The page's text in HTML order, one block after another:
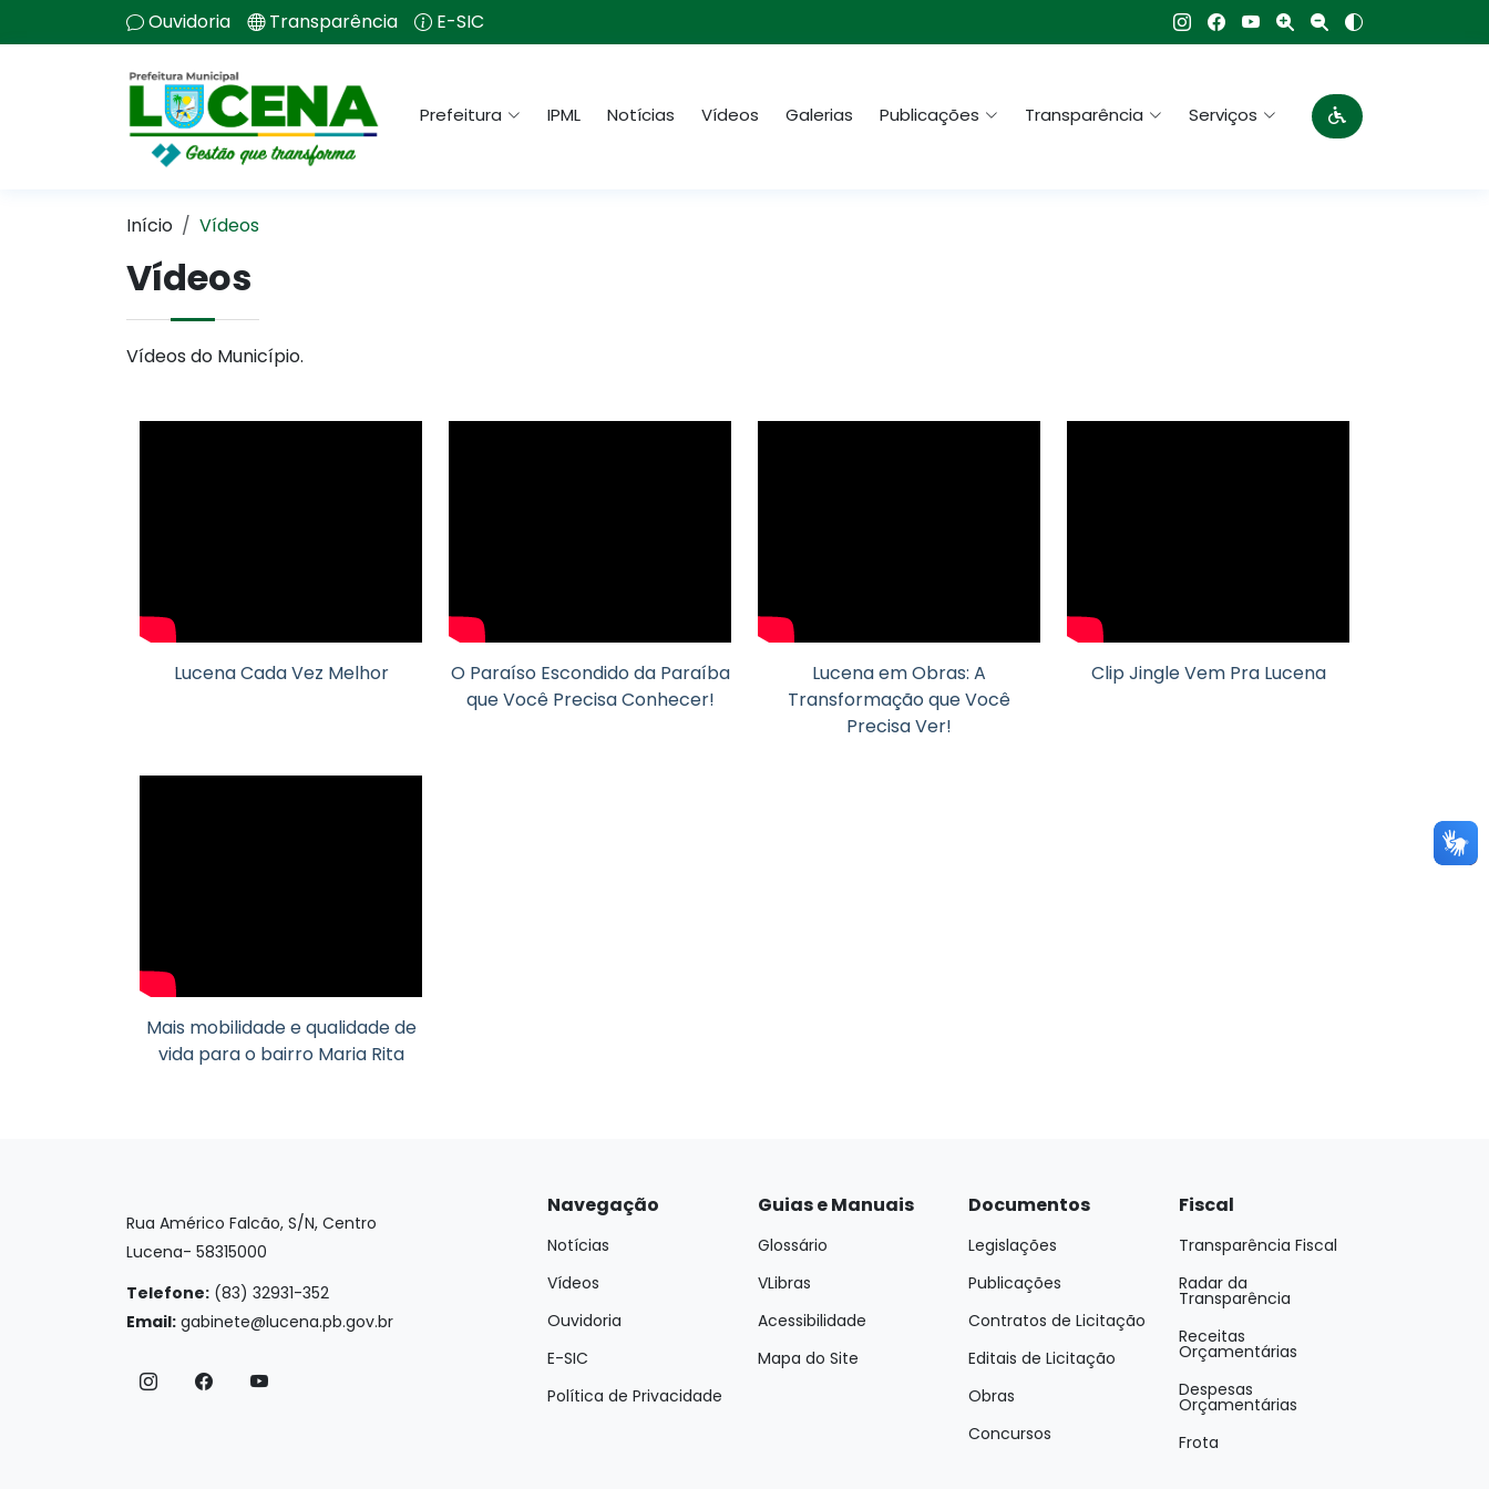
Ouvidoria Transparência E-SIC
Prefeitura IPML Notícias Vídeos Galerias Publicações Transparência Serviços
Início Vídeos
Vídeos
Vídeos do Município.
Lucena Cada Vez Melhor
O Paraíso Escondido da Paraíba
que Você Precisa Conhecer!
Lucena em Obras: A
Transformação que Você
Precisa Ver!
Clip Jingle Vem Pra Lucena
Mais mobilidade e qualidade de
vida para o bairro Maria Rita
Rua Américo Falcão, S/N, Centro
Lucena- 58315000
Telefone: (83) 32931-352
Email: gabinete@lucena.pb.gov.br
Navegação
Notícias
Vídeos
Ouvidoria
E-SIC
Política de Privacidade
Guias e Manuais
Glossário
VLibras
Acessibilidade
Mapa do Site
Documentos
Legislações
Publicações
Contratos de Licitação
Editais de Licitação
Obras
Concursos
Fiscal
Transparência Fiscal
Radar da
Transparência
Receitas
Orçamentárias
Despesas
Orçamentárias
Frota